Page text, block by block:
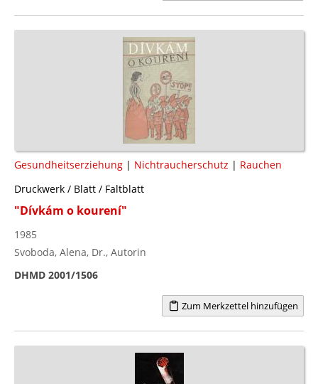
Gesundheitserziehung | Nichtraucherschutz | Rauchen
Druckwerk / Blatt / Faltblatt
"Dívkám o kourení"
1985
Svoboda, Alena, Dr., Autorin
DHMD 2001/1506
Zum Merkzettel hinzufügen